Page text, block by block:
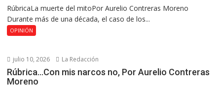
RúbricaLa muerte del mitoPor Aurelio Contreras Moreno
Durante más de una década, el caso de los...
OPINIÓN
julio 10, 2026 La Redacción
Rúbrica…Con mis narcos no, Por Aurelio Contreras
Moreno